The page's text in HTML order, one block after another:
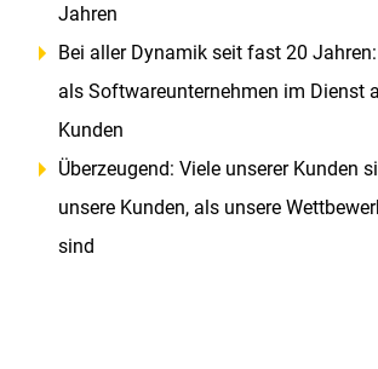
Jahren
Bei aller Dynamik seit fast 20
als Softwareunternehmen im Dienst
Kunden
Überzeugend: Viele unserer Kunden
unsere Kunden, als unsere
sind